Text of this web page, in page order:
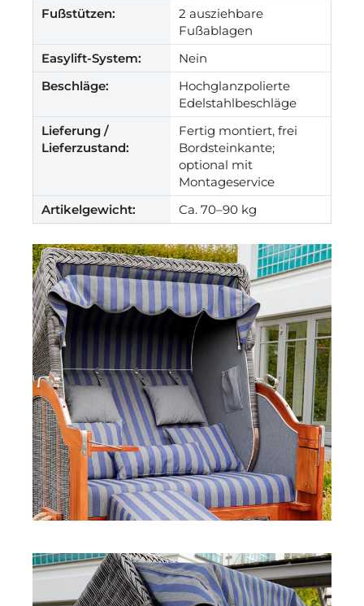
Fußstützen:
2 ausziehbare
Fußablagen
Easylift-System:
Nein
Beschläge:
Hochglanzpolierte
Edelstahlbeschläge
Lieferung /
Lieferzustand:
Fertig montiert, frei
Bordsteinkante;
optional mit
Montageservice
Artikelgewicht:
Ca. 70–90 kg